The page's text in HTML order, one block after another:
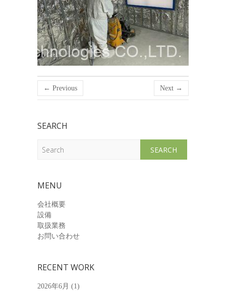
← Previous Next →
SEARCH
MENU
会社概要
設備
取扱業務
お問い合わせ
RECENT WORK
2026年6月 (1)